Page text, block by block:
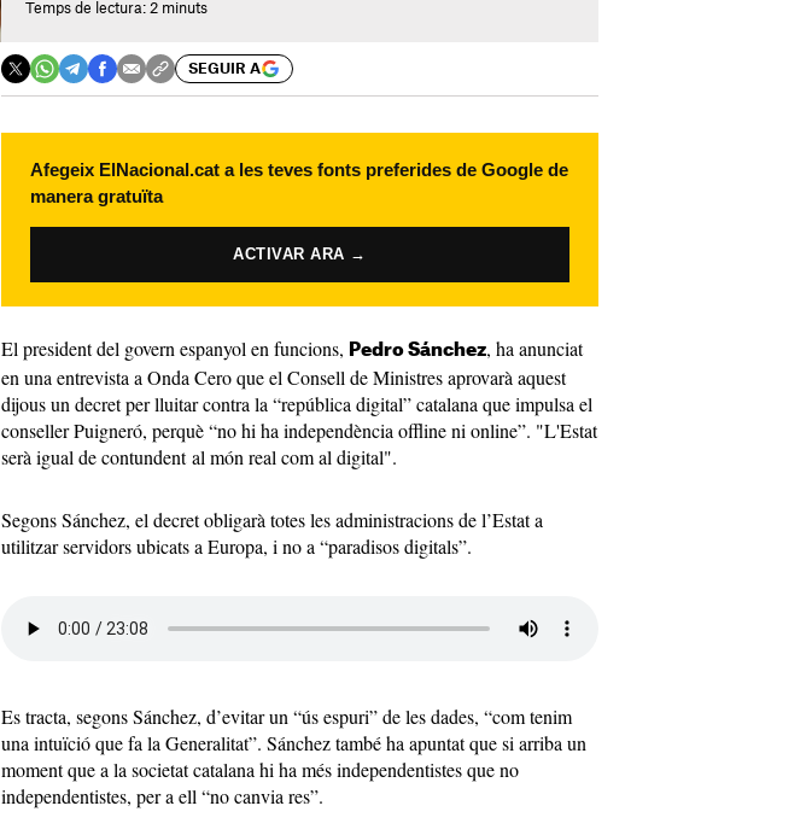
Temps de lectura: 2 minuts
SEGUIR A
Afegeix ElNacional.cat a les teves fonts preferides de Google de
manera gratuïta
ACTIVAR ARA →
El president del govern espanyol en funcions, Pedro Sánchez, ha anunciat
en una entrevista a Onda Cero que el Consell de Ministres aprovarà aquest
dijous un decret per lluitar contra la “república digital” catalana que impulsa el
conseller Puigneró, perquè “no hi ha independència offline ni online”. "L'Estat
serà igual de contundent al món real com al digital".
Segons Sánchez, el decret obligarà totes les administracions de l’Estat a
utilitzar servidors ubicats a Europa, i no a “paradisos digitals”.
Es tracta, segons Sánchez, d’evitar un “ús espuri” de les dades, “com tenim
una intuïció que fa la Generalitat”. Sánchez també ha apuntat que si arriba un
moment que a la societat catalana hi ha més independentistes que no
independentistes, per a ell “no canvia res”.